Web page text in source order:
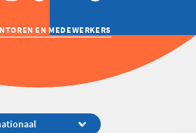
EN MEDEWERKERS